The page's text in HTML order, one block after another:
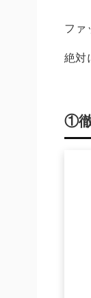
ファ
絶対
①